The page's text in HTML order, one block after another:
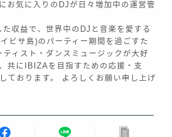
お気に入りのDJが日々増加中の運営管
収益で、世界中のDJと音楽を愛する
ビサ島)のパーティー期間を過ごすた
ィスト・ダンスミュージックが大好
共にIBIZAを目指すための応援・支
ております。 よろしくお願い申し上げ